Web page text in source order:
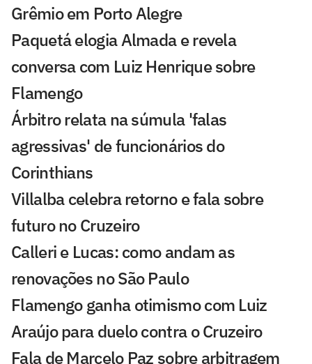
Grêmio em Porto Alegre
Paquetá elogia Almada e revela
conversa com Luiz Henrique sobre
Flamengo
Árbitro relata na súmula 'falas
agressivas' de funcionários do
Corinthians
Villalba celebra retorno e fala sobre
futuro no Cruzeiro
Calleri e Lucas: como andam as
renovações no São Paulo
Flamengo ganha otimismo com Luiz
Araújo para duelo contra o Cruzeiro
Fala de Marcelo Paz sobre arbitragem